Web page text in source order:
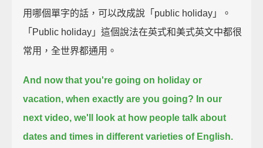
用哪個單字的話，可以改成說「public holiday」。
「Public holiday」這個說法在英式和美式英文中都很
常用，全世界都通用。
And now that you're going on holiday or
vacation, when exactly are you going? In our
next video, we'll look at how people talk about
dates and times in different varieties of English.